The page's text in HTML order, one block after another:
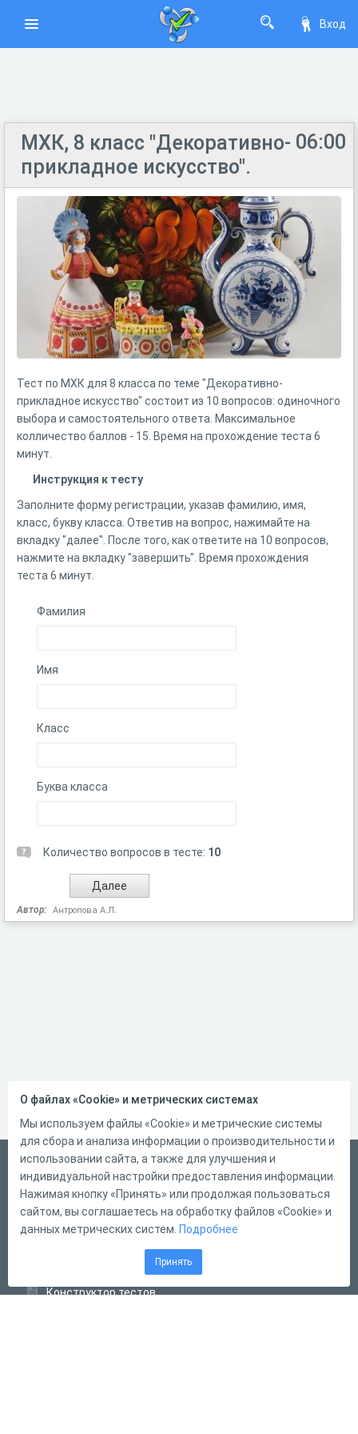
Вход
06:00
МХК, 8 класс "Декоративно-
прикладное искусство".
Тест по МХК для 8 класса по теме "Декоративно-
прикладное искусство" состоит из 10 вопросов: одиночного
выбора и самостоятельного ответа. Максимальное
колличество баллов - 15. Время на прохождение теста 6
минут.
Инструкция к тесту
Заполните форму регистрации, указав фамилию, имя,
класс, букву класса. Ответив на вопрос, нажимайте на
вкладку "далее". После того, как ответите на 10 вопросов,
нажмите на вкладку "завершить". Время прохождения
теста 6 минут.
Фамилия
Имя
Класс
Буква класса
Количество вопросов в тесте: 10
Автор: Антропова А.Л.
Русский
Справка
Форма обратной связи
Конструктор тестов
О файлах «Cookie» и метрических системах
Мы используем файлы «Cookie» и метрические системы
для сбора и анализа информации о производительности и
использовании сайта, а также для улучшения и
индивидуальной настройки предоставления информации.
Нажимая кнопку «Принять» или продолжая пользоваться
сайтом, вы соглашаетесь на обработку файлов «Cookie» и
данных метрических систем. Подробнее
Принять